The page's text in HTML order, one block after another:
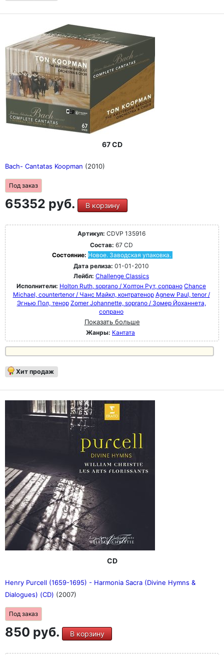
67 CD
Bach- Cantatas Koopman (2010)
Под заказ
65352 руб. В корзину
Артикул: CDVP 135916
Состав: 67 CD
Состояние: Новое. Заводская упаковка.
Дата релиза: 01-01-2010
Лейбл: Challenge Classics
Исполнители: Holton Ruth, soprano / Холтон Рут, сопрано Chance
Michael, countertenor / Чанс Майкл, контратенор Agnew Paul, tenor /
Эгнью Пол, тенор Zomer Johannette, soprano / Зомер Йоханнета,
сопрано
Показать больше
Жанры: Кантата
Хит продаж
CD
Henry Purcell (1659-1695) - Harmonia Sacra (Divine Hymns &
Dialogues) (CD) (2007)
Под заказ
850 руб. В корзину